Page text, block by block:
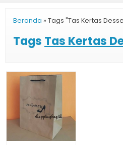
Beranda » Tags "Tas Kertas
Tags Tas Kertas